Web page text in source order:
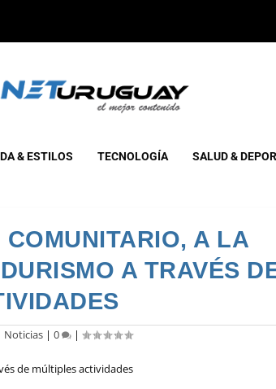
& ESTILOS TECNOLOGÍA SALUD &
A LA
A TRAVÉS
Noticias |0 |